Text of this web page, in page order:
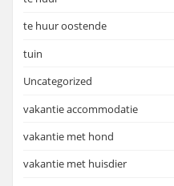
te huur oostende
tuin
Uncategorized
vakantie accommodatie
vakantie met hond
vakantie met huisdier